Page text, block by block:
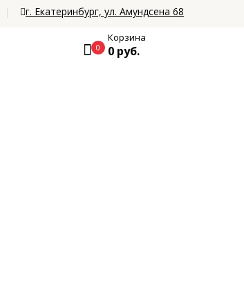
г. Екатеринбург, ул. Амундсена 68
0
Корзина
0 руб.